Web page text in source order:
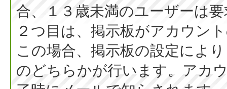
合、１３歳未満のユーザーは
２つ目は、掲示板がアカウン
この場合、掲示板の設定によ
のどちらかが行います。アカ